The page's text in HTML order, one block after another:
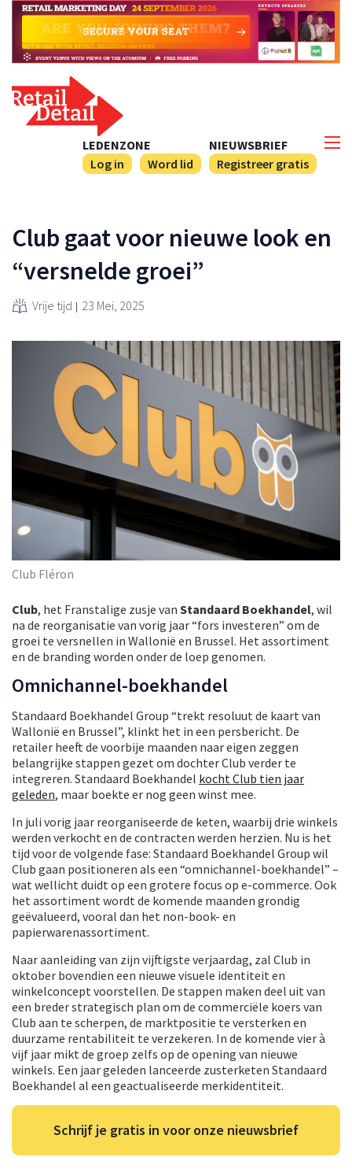
NIEUWSBRIEF
Registreer gratis
LEDENZONE
Log in
Word lid
Club gaat voor nieuwe look en
“versnelde groei”
Vrije tijd 23 Mei, 2025
Club Fléron
Club, het Franstalige zusje van Standaard Boekhandel, wil
na de reorganisatie van vorig jaar “fors investeren” om de
groei te versnellen in Wallonië en Brussel. Het assortiment
en de branding worden onder de loep genomen.
Omnichannel-boekhandel
Standaard Boekhandel Group “trekt resoluut de kaart van
Wallonië en Brussel”, klinkt het in een persbericht. De
retailer heeft de voorbije maanden naar eigen zeggen
belangrijke stappen gezet om dochter Club verder te
integreren. Standaard Boekhandel kocht Club tien jaar
geleden, maar boekte er nog geen winst mee.
In juli vorig jaar reorganiseerde de keten, waarbij drie winkels
werden verkocht en de contracten werden herzien. Nu is het
tijd voor de volgende fase: Standaard Boekhandel Group wil
Club gaan positioneren als een “omnichannel-boekhandel” –
wat wellicht duidt op een grotere focus op e-commerce. Ook
het assortiment wordt de komende maanden grondig
geëvalueerd, vooral dan het non-book- en
papierwarenassortiment.
Naar aanleiding van zijn vijftigste verjaardag, zal Club in
oktober bovendien een nieuwe visuele identiteit en
winkelconcept voorstellen. De stappen maken deel uit van
een breder strategisch plan om de commerciële koers van
Club aan te scherpen, de marktpositie te versterken en
duurzame rentabiliteit te verzekeren. In de komende vier à
vijf jaar mikt de groep zelfs op de opening van nieuwe
winkels. Een jaar geleden lanceerde zusterketen Standaard
Boekhandel al een geactualiseerde merkidentiteit.
Schrijf je gratis in voor onze nieuwsbrief